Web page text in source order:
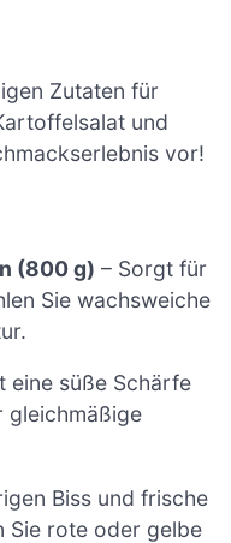
Zutaten für
und
vor!
(800 g) – Sorgt für
Sie wachsweiche
eine süße Schärfe
gleichmäßige
Biss und frische
Sie rote oder gelbe